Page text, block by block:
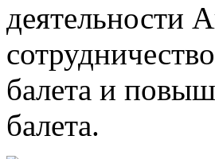
деятельности
балета и
балета.